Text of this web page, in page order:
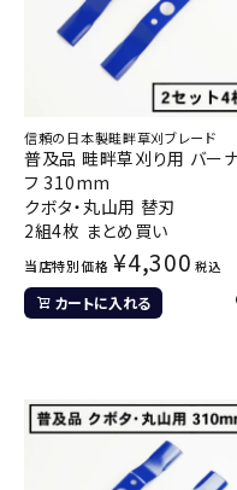
信頼の日本製畦畔草刈ブレード
普及品 畦畔草刈り用 バー
フ 310mm
クボタ・丸山用 替刃
2組4枚 まとめ買い
当店特別価格 ¥4,300 税込
カートに入れる